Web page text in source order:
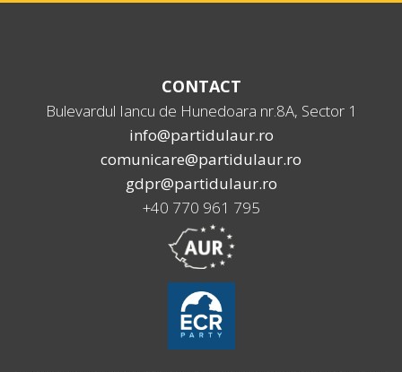
CONTACT
Bulevardul Iancu de Hunedoara nr.8A, Sector 1
info@partidulaur.ro
comunicare@partidulaur.ro
gdpr@partidulaur.ro
+40 770 961 795